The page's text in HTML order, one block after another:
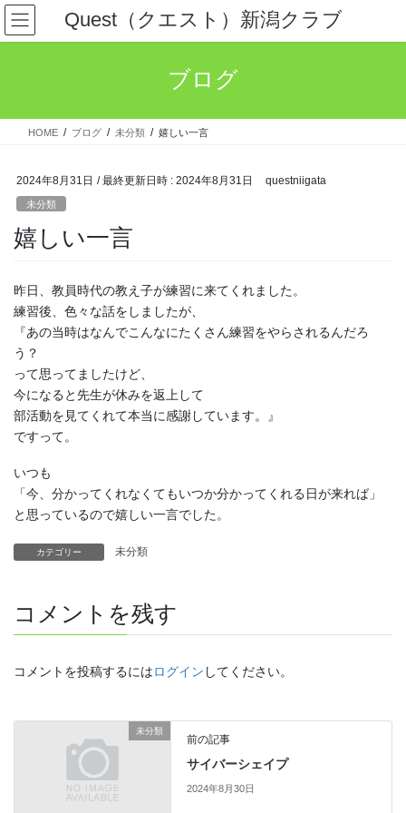
コ
ン
テ
ス
ナ
ビ
ゲ
ン
Quest（クエスト）新潟クラブ
ブログ
HOME ブログ 未分類 嬉しい一言
2024年8月31日 / 最終更新日時 : 2024年8月31日 questniigata
未分類
嬉しい一言
昨日、教員時代の教え子が練習に来てくれました。
練習後、色々な話をしましたが、
『あの当時はなんでこんなにたくさん練習をやらされるんだろ
う？
って思ってましたけど、
今になると先生が休みを返上して
部活動を見てくれて本当に感謝しています。』
ですって。
いつも
「今、分かってくれなくてもいつか分かってくれる日が来れば」
と思っているので嬉しい一言でした。
カテゴリー 未分類
コメントを残す
コメントを投稿するにはログイン してください。
未分類
前の記事
サイバーシェイプ
2024年8月30日